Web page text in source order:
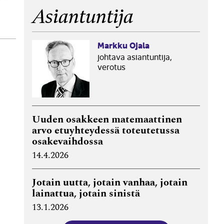
Asiantuntija
Markku Ojala
johtava asiantuntija,
verotus
Uuden osakkeen matemaattinen
arvo etuyhteydessä toteutetussa
osakevaihdossa
14.4.2026
Jotain uutta, jotain vanhaa, jotain
lainattua, jotain sinistä
13.1.2026